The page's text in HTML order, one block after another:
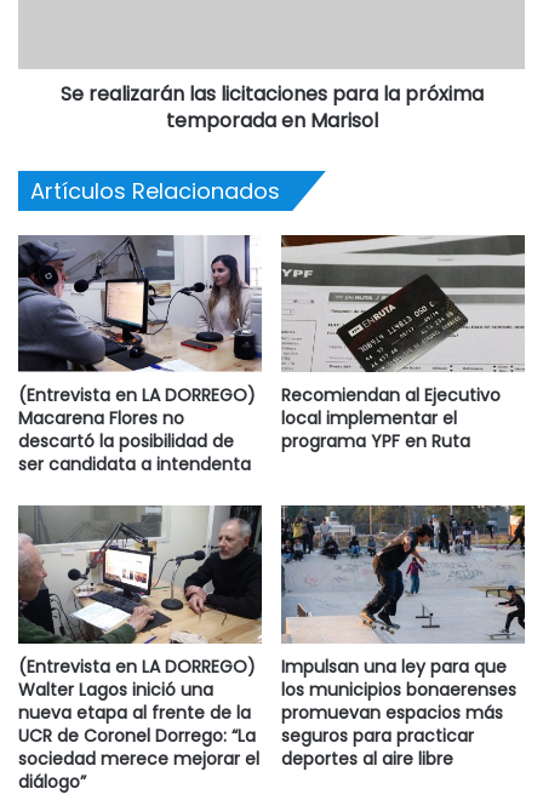
situación por la que estamos atravesando, pero no las
vamos a detener” (La Tecla).
Se realizarán las licitaciones para la próxima
temporada en Marisol
Artículos Relacionados
(Entrevista en LA DORREGO)
Macarena Flores no
descartó la posibilidad de
ser candidata a intendenta
Recomiendan al Ejecutivo
local implementar el
programa YPF en Ruta
(Entrevista en LA DORREGO)
Walter Lagos inició una
nueva etapa al frente de la
UCR de Coronel Dorrego: “La
sociedad merece mejorar el
diálogo”
Impulsan una ley para que
los municipios bonaerenses
promuevan espacios más
seguros para practicar
deportes al aire libre